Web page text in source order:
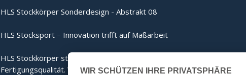
HLS Stockkörper Sonderdesign - Abstrakt 08
HLS Stocksport – Innovation trifft auf Maßarbeit
HLS Stockkörper stehen für moderne Technik und eine kompromisslose
Fertigungsqualität. Von der computererprobten Haube bis hin zum